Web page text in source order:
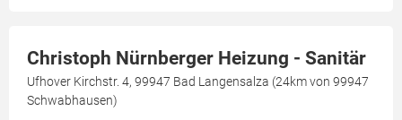
Christoph Nürnberger Heizung - Sanitär
Ufhover Kirchstr. 4, 99947 Bad Langensalza (24km von 99947
Schwabhausen)